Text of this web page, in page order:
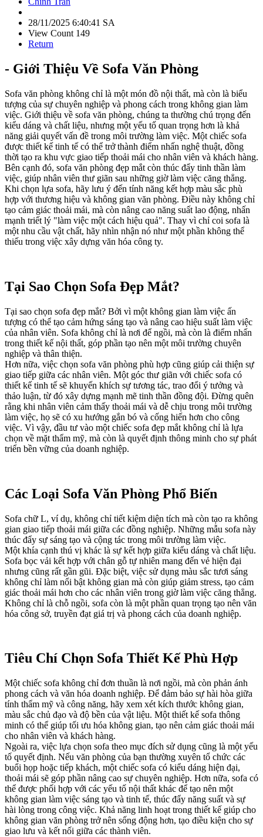
28/11/2025 6:40:41 SA
View Count 149
Return
- Giới Thiệu Về Sofa Văn Phòng
Sofa văn phòng không chỉ là một món đồ nội thất, mà còn là biểu
tượng của sự chuyên nghiệp và phong cách trong không gian làm
việc. Giới thiệu về sofa văn phòng, chúng ta thường chú trọng đến
kiểu dáng và chất liệu, nhưng một yếu tố quan trọng hơn là khả
năng giải quyết vấn đề trong môi trường làm việc. Một chiếc sofa
được thiết kế tinh tế có thể trở thành điểm nhấn nghệ thuật, đồng
thời tạo ra khu vực giao tiếp thoải mái cho nhân viên và khách hàng.
Bên cạnh đó, sofa văn phòng đẹp mắt còn thúc đẩy tinh thần làm
việc, giúp nhân viên thư giãn sau những giờ làm việc căng thẳng.
Khi chọn lựa sofa, hãy lưu ý đến tính năng kết hợp màu sắc phù
hợp với thương hiệu và không gian văn phòng. Điều này không chỉ
tạo cảm giác thoải mái, mà còn nâng cao năng suất lao động, nhấn
mạnh triết lý "làm việc một cách hiệu quả". Thay vì chỉ coi sofa là
một nhu cầu vật chất, hãy nhìn nhận nó như một phần không thể
thiếu trong việc xây dựng văn hóa công ty.
Tại Sao Chọn Sofa Đẹp Mắt?
Tại sao chọn sofa đẹp mắt? Bởi vì một không gian làm việc ấn
tượng có thể tạo cảm hứng sáng tạo và nâng cao hiệu suất làm việc
của nhân viên. Sofa không chỉ là nơi để ngồi, mà còn là điểm nhấn
trong thiết kế nội thất, góp phần tạo nên một môi trường chuyên
nghiệp và thân thiện.
Hơn nữa, việc chọn sofa văn phòng phù hợp cũng giúp cải thiện sự
giao tiếp giữa các nhân viên. Một góc thư giãn với chiếc sofa có
thiết kế tinh tế sẽ khuyến khích sự tương tác, trao đổi ý tưởng và
thảo luận, từ đó xây dựng mạnh mẽ tinh thần đồng đội. Đừng quên
rằng khi nhân viên cảm thấy thoải mái và dễ chịu trong môi trường
làm việc, họ sẽ có xu hướng gắn bó và cống hiến hơn cho công
việc. Vì vậy, đầu tư vào một chiếc sofa đẹp mắt không chỉ là lựa
chọn về mặt thẩm mỹ, mà còn là quyết định thông minh cho sự phát
triển bền vững của doanh nghiệp.
Các Loại Sofa Văn Phòng Phổ Biến
Sofa chữ L, ví dụ, không chỉ tiết kiệm diện tích mà còn tạo ra không
gian giao tiếp thoải mái giữa các đồng nghiệp. Những mẫu sofa này
thúc đẩy sự sáng tạo và cộng tác trong môi trường làm việc.
Một khía cạnh thú vị khác là sự kết hợp giữa kiểu dáng và chất liệu.
Sofa bọc vải kết hợp với chân gỗ tự nhiên mang đến vẻ hiện đại
nhưng cũng rất gần gũi. Đặc biệt, việc sử dụng màu sắc tươi sáng
không chỉ làm nổi bật không gian mà còn giúp giảm stress, tạo cảm
giác thoải mái hơn cho các nhân viên trong giờ làm việc căng thẳng.
Không chỉ là chỗ ngồi, sofa còn là một phần quan trọng tạo nên văn
hóa công sở, truyền đạt giá trị và phong cách của doanh nghiệp.
Tiêu Chí Chọn Sofa Thiết Kế Phù Hợp
Một chiếc sofa không chỉ đơn thuần là nơi ngồi, mà còn phản ánh
phong cách và văn hóa doanh nghiệp. Để đảm bảo sự hài hòa giữa
tính thẩm mỹ và công năng, hãy xem xét kích thước không gian,
màu sắc chủ đạo và độ bền của vật liệu. Một thiết kế sofa thông
minh có thể giúp tối ưu hóa không gian, tạo nên cảm giác thoải mái
cho nhân viên và khách hàng.
Ngoài ra, việc lựa chọn sofa theo mục đích sử dụng cũng là một yếu
tố quyết định. Nếu văn phòng của bạn thường xuyên tổ chức các
buổi họp hoặc tiếp khách, một chiếc sofa có kiểu dáng hiện đại,
thoải mái sẽ góp phần nâng cao sự chuyên nghiệp. Hơn nữa, sofa có
thể được phối hợp với các yếu tố nội thất khác để tạo nên một
không gian làm việc sáng tạo và tinh tế, thúc đẩy năng suất và sự
hài lòng trong công việc. Khả năng linh hoạt trong thiết kế giúp cho
không gian văn phòng trở nên sống động hơn, tạo điều kiện cho sự
giao lưu và kết nối giữa các thành viên.